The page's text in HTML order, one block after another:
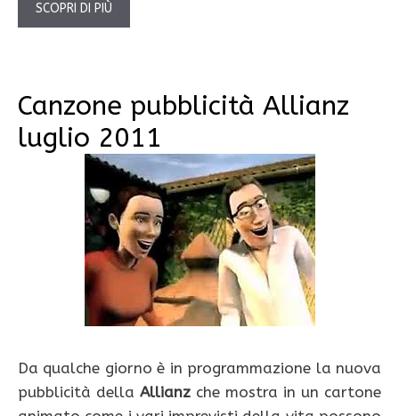
SCOPRI DI PIÙ
Canzone pubblicità Allianz
luglio 2011
Da qualche giorno è in programmazione la nuova
pubblicità della Allianz che mostra in un cartone